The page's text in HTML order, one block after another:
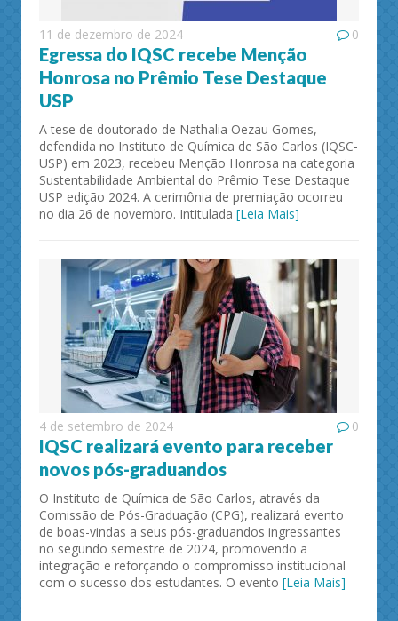
11 de dezembro de 2024 0
Egressa do IQSC recebe Menção
Honrosa no Prêmio Tese Destaque
USP
A tese de doutorado de Nathalia Oezau Gomes,
defendida no Instituto de Química de São Carlos (IQSC-
USP) em 2023, recebeu Menção Honrosa na categoria
Sustentabilidade Ambiental do Prêmio Tese Destaque
USP edição 2024. A cerimônia de premiação ocorreu
no dia 26 de novembro. Intitulada [Leia Mais]
4 de setembro de 2024 0
IQSC realizará evento para receber
novos pós-graduandos
O Instituto de Química de São Carlos, através da
Comissão de Pós-Graduação (CPG), realizará evento
de boas-vindas a seus pós-graduandos ingressantes
no segundo semestre de 2024, promovendo a
integração e reforçando o compromisso institucional
com o sucesso dos estudantes. O evento [Leia Mais]